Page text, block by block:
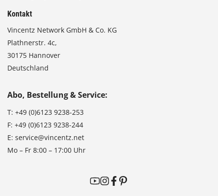
Kontakt
Vincentz Network GmbH & Co. KG
Plathnerstr. 4c,
30175 Hannover
Deutschland
Abo, Bestellung & Service:
T: +49 (0)6123 9238-253
F: +49 (0)6123 9238-244
E: service@vincentz.net
Mo – Fr 8:00 – 17:00 Uhr